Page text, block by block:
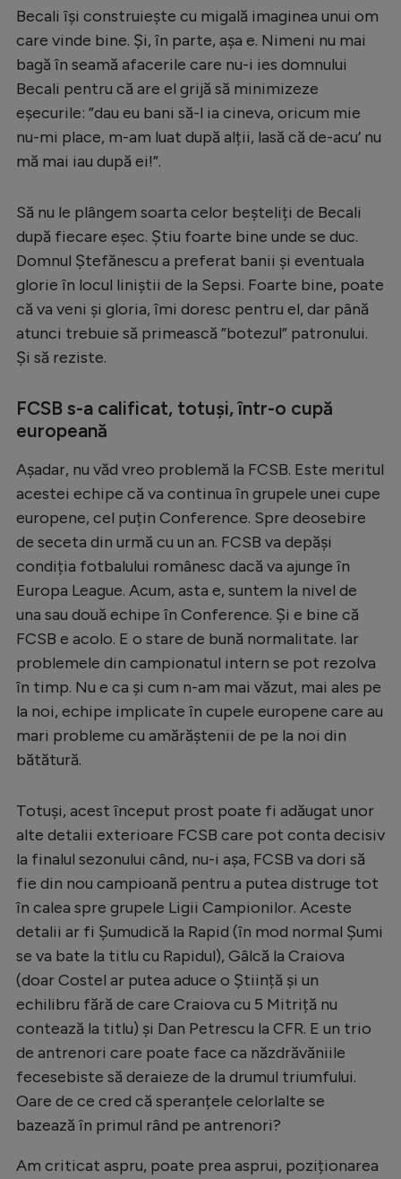
Becali își construiește cu migală imaginea unui om
care vinde bine. Și, în parte, așa e. Nimeni nu mai
bagă în seamă afacerile care nu-i ies domnului
Becali pentru că are el grijă să minimizeze
eșecurile: ”dau eu bani să-l ia cineva, oricum mie
nu-mi place, m-am luat după alții, lasă că de-acu’ nu
mă mai iau după ei!”.
Să nu le plângem soarta celor beșteliți de Becali
după fiecare eșec. Știu foarte bine unde se duc.
Domnul Ștefănescu a preferat banii și eventuala
glorie în locul liniștii de la Sepsi. Foarte bine, poate
că va veni și gloria, îmi doresc pentru el, dar până
atunci trebuie să primească ”botezul” patronului.
Și să reziste.
FCSB s-a calificat, totuși, într-o cupă
europeană
Așadar, nu văd vreo problemă la FCSB. Este meritul
acestei echipe că va continua în grupele unei cupe
europene, cel puțin Conference. Spre deosebire
de seceta din urmă cu un an. FCSB va depăși
condiția fotbalului românesc dacă va ajunge în
Europa League. Acum, asta e, suntem la nivel de
una sau două echipe în Conference. Și e bine că
FCSB e acolo. E o stare de bună normalitate. Iar
problemele din campionatul intern se pot rezolva
în timp. Nu e ca și cum n-am mai văzut, mai ales pe
la noi, echipe implicate în cupele europene care au
mari probleme cu amărăștenii de pe la noi din
bătătură.
Totuși, acest început prost poate fi adăugat unor
alte detalii exterioare FCSB care pot conta decisiv
la finalul sezonului când, nu-i așa, FCSB va dori să
fie din nou campioană pentru a putea distruge tot
în calea spre grupele Ligii Campionilor. Aceste
detalii ar fi Șumudică la Rapid (în mod normal Șumi
se va bate la titlu cu Rapidul), Gâlcă la Craiova
(doar Costel ar putea aduce o Știință și un
echilibru fără de care Craiova cu 5 Mitriță nu
contează la titlu) și Dan Petrescu la CFR. E un trio
de antrenori care poate face ca năzdrăvăniile
fecesebiste să deraieze de la drumul triumfului.
Oare de ce cred că speranțele celorlalte se
bazează în primul rând pe antrenori?
Am criticat aspru, poate prea asprui, poziționarea